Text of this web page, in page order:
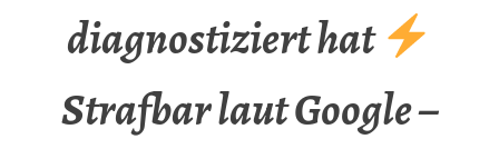
diagnostiziert hat
Strafbar laut Google –